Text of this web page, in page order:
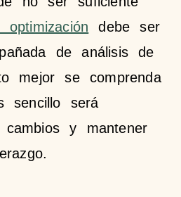
optimización debe ser
de análisis de
mejor se comprenda
sencillo será
y mantener